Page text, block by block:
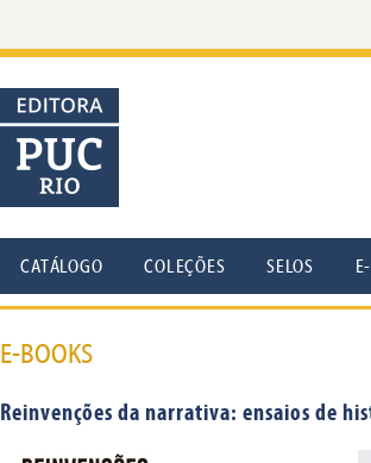
CATÁLOGO COLEÇÕES SELOS
E-BOOKS
Reinvenções da narrativa: ensaios de